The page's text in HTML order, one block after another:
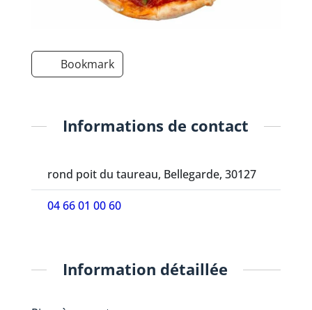
Bookmark
Informations de contact
rond poit du taureau, Bellegarde, 30127
04 66 01 00 60
Information détaillée